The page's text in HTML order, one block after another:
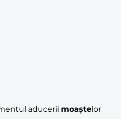
aducerii moaștelor